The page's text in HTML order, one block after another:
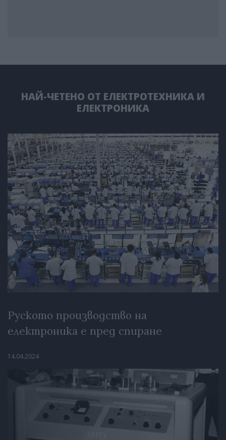
НАЙ-ЧЕТЕНО ОТ ЕЛЕКТРОТЕХНИКА И
ЕЛЕКТРОНИКА
Руското производство на
електроника е пред спиране
14.04.2024